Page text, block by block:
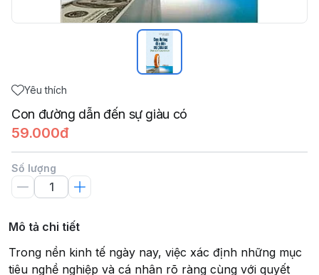
Yêu thích
Con đường dẫn đến sự giàu có
59.000đ
Số lượng
Mô tả chi tiết
Trong nền kinh tế ngày nay, việc xác định những mục
tiêu nghề nghiệp và cá nhân rõ ràng cùng với quyết